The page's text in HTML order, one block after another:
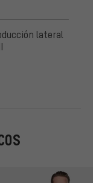
de 5 basada en 5 reseñas
lateral